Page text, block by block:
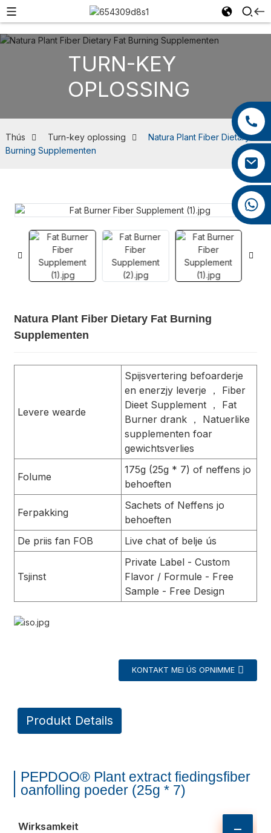
TURN-KEY
OPLOSSING
Thús Turn-key oplossing
Natura Plant Fiber Dietary Fat
Burning Supplementen
Natura Plant Fiber Dietary Fat Burning
Supplementen
Levere wearde
Spijsvertering befoarderje
en enerzjy leverje ， Fiber
Dieet Supplement ， Fat
Burner drank ， Natuerlike
supplementen foar
gewichtsverlies
Folume
175g (25g * 7) of neffens jo
behoeften
Ferpakking
Sachets of Neffens jo
behoeften
De priis fan FOB
Live chat of belje ús
Tsjinst
Private Label - Custom
Flavor / Formule - Free
Sample - Free Design
KONTAKT MEI ÚS OPNIMME
Produkt Details
PEPDOO® Plant extract fiedingsfiber
oanfolling poeder (25g * 7)
Wirksamkeit